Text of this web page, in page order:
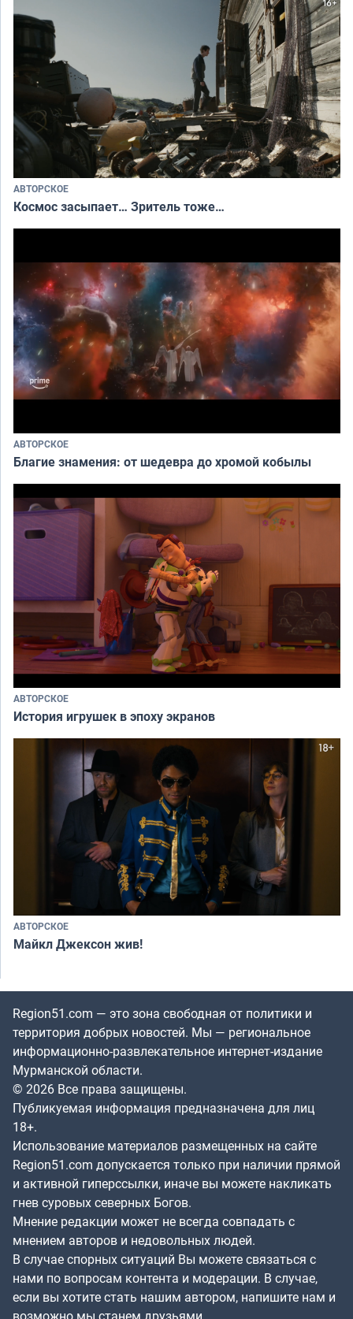
АВТОРСКОЕ
Космос засыпает… Зритель тоже…
АВТОРСКОЕ
Благие знамения: от шедевра до хромой кобылы
АВТОРСКОЕ
История игрушек в эпоху экранов
АВТОРСКОЕ
Майкл Джексон жив!
Region51.com — это зона свободная от политики и
территория добрых новостей. Мы — региональное
информационно-развлекательное интернет-издание
Мурманской области.
© 2026 Все права защищены.
Публикуемая информация предназначена для лиц
18+.
Использование материалов размещенных на сайте
Region51.com допускается только при наличии прямой
и активной гиперссылки, иначе вы можете накликать
гнев суровых северных Богов.
Мнение редакции может не всегда совпадать с
мнением авторов и недовольных людей.
В случае спорных ситуаций Вы можете связаться с
нами по вопросам контента и модерации. В случае,
если вы хотите стать нашим автором, напишите нам и